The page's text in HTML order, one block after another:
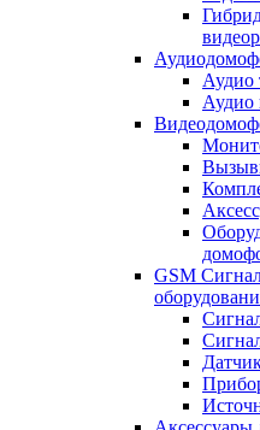
Аудио
Аудио
GSM